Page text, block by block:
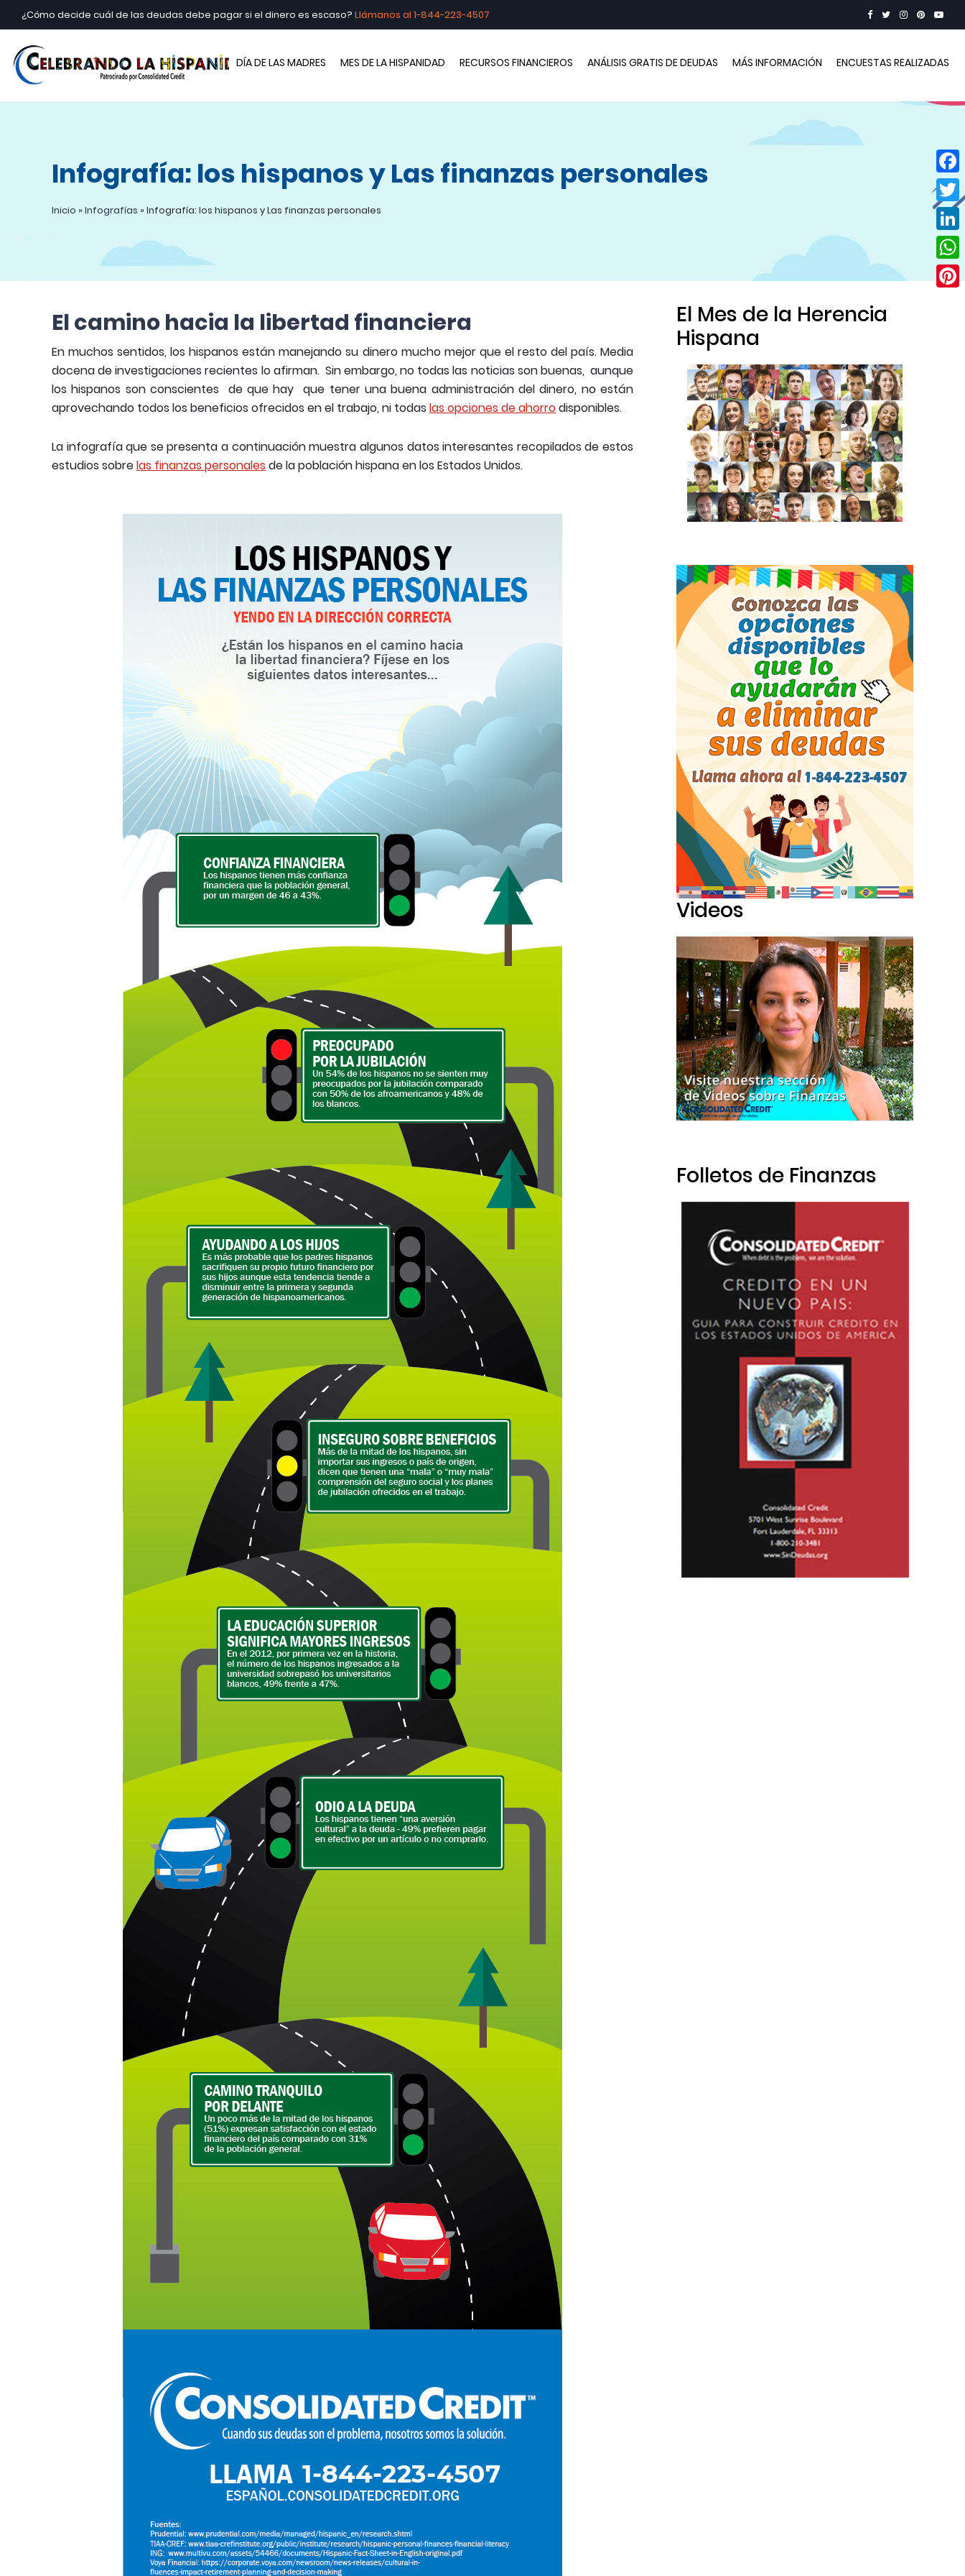
¿Cómo decide cuál de las deudas debe pagar si el dinero es escaso? Llámanos al 1-844-223-4507
DÍA DE LAS MADRES MES DE LA HISPANIDAD RECURSOS FINANCIEROS ANÁLISIS GRATIS DE DEUDAS MÁS INFORMACIÓN ENCUESTAS REALIZADAS
Infografía: los hispanos y Las finanzas personales
Inicio » Infografías » Infografía: los hispanos y Las finanzas personales
El camino hacia la libertad financiera
En muchos sentidos, los hispanos están manejando su dinero mucho mejor que el resto del país. Media
docena de investigaciones recientes lo afirman. Sin embargo, no todas las noticias son buenas, aunque
los hispanos son conscientes de que hay que tener una buena administración del dinero, no están
aprovechando todos los beneficios ofrecidos en el trabajo, ni todas las opciones de ahorrodisponibles.
La infografía que se presenta a continuación muestra algunos datos interesantes recopilados de estos
estudios sobrelas finanzas personales de la población hispana en los Estados Unidos.
El Mes de la Herencia
Hispana
Videos
Folletos de Finanzas